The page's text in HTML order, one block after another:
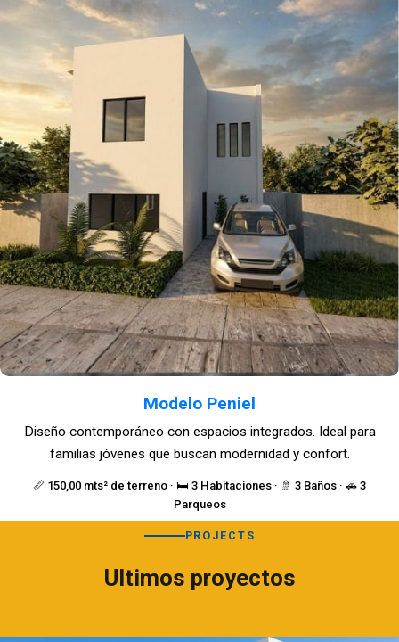
Modelo Peniel
📏 150,00 mts² de terreno · 🛏️ 3 Habitaciones · 🚿 3 Baños · 🚗 3
Parqueos
Diseño contemporáneo con espacios integrados. Ideal para
familias jóvenes que buscan modernidad y confort.
PROJECTS
Ultimos proyectos